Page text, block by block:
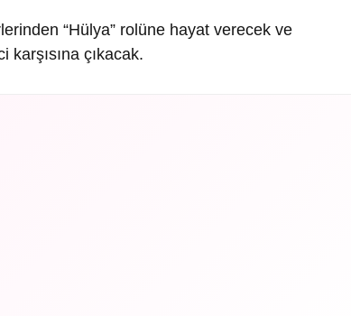
“Hülya” rolüne hayat verecek ve
karşısına çıkacak.